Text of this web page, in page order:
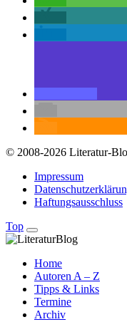
© 2008-2026 Literatur-
Impressum
Haftungsausschluss
Top
Home
Autoren A – Z
Tipps & Links
Termine
Archiv